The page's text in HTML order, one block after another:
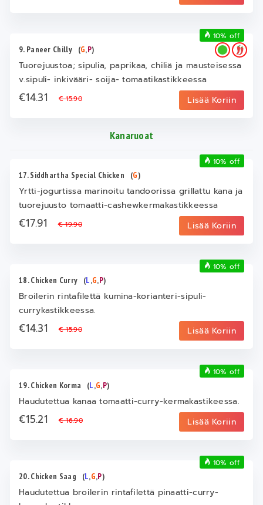
9. Paneer Chilly (G,P)
Tuorejuustoa; sipulia, paprikaa, chiliä ja mausteisessa
v.sipuli- inkivääri- soija- tomaatikastikkeessa
€14.31€ 15.90 Lisää Koriin
10% off
Kanaruoat
17. Siddhartha Special Chicken (G)
Yrtti-jogurtissa marinoitu tandoorissa grillattu kana ja
tuorejuusto tomaatti-cashewkermakastikkeessa
€17.91€ 19.90 Lisää Koriin
10% off
18. Chicken Curry (L,G,P)
Broilerin rintafilettä kumina-korianteri-sipuli-
currykastikkeessa.
€14.31€ 15.90 Lisää Koriin
10% off
19. Chicken Korma (L,G,P)
Haudutettua kanaa tomaatti-curry-kermakastikeessa.
€15.21€ 16.90 Lisää Koriin
10% off
20. Chicken Saag (L,G,P)
Haudutettua broilerin rintafilettä pinaatti-curry-
10% off